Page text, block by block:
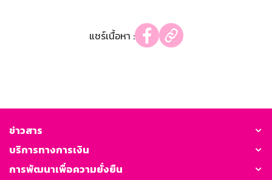
แชร์เนื้อหา :
ข่าวสาร
บริการทางการเงิน
การพัฒนาเพื่อความยั่งยืน